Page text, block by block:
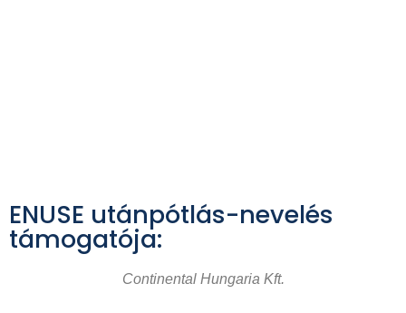
ENUSE utánpótlás-nevelés
támogatója:
Continental Hungaria Kft.